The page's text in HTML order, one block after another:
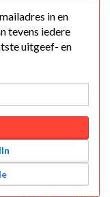
in en
tevens iedere
uitgeef- en